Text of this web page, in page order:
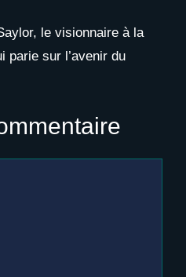
le visionnaire à la
parie sur l’avenir du